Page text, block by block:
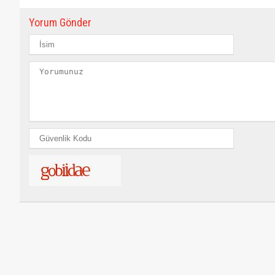
Yorum Gönder